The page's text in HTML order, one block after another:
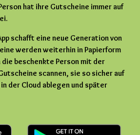
hat ihre Gutscheine immer auf
schafft eine neue Generation von
werden weiterhin in Papierform
die beschenkte Person mit der
scannen, sie so sicher auf
der Cloud ablegen und später